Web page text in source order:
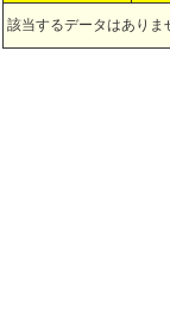
該当するデータはありま